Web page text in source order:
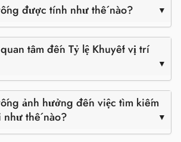
được tính như thế nào?
tâm đến Tỷ lệ Khuyết vị trí
ảnh hưởng đến việc tìm kiếm
như thế nào?